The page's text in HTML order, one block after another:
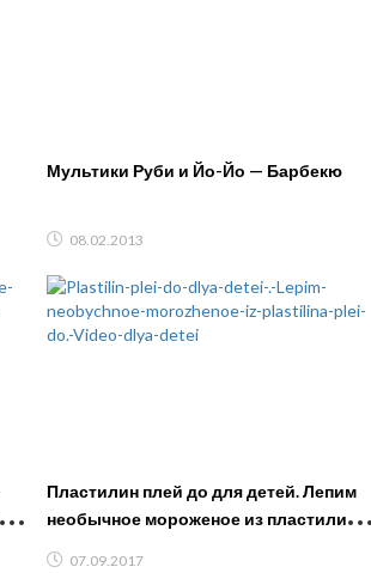
Мультики Руби и Йо-Йо — Барбекю
08.02.2013
Пластилин плей до для детей. Лепим
необычное мороженое из пластилина
07.09.2017